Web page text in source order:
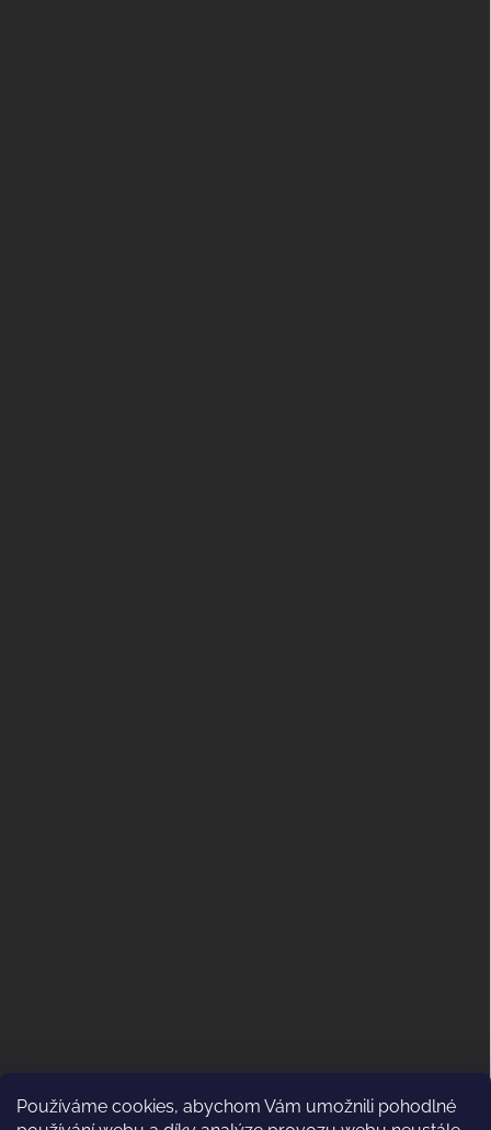
Používáme cookies, abychom Vám umožnili pohodlné